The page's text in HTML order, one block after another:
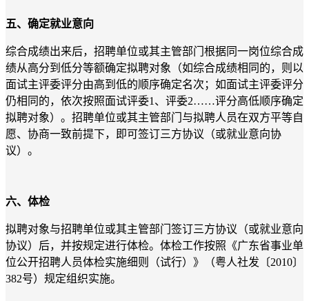
五、确定就业意向
综合成绩出来后，招聘单位或其主管部门根据同一岗位综合成
绩从高分到低分等额确定拟聘对象（如综合成绩相同的，则以
面试主评委评分由高到低的顺序确定名次；如面试主评委评分
仍相同的，依次按照面试评委1、评委2……评分高低顺序确定
拟聘对象）。招聘单位或其主管部门与拟聘人员在双方平等自
愿、协商一致前提下，即可签订三方协议（或就业意向协
议）。
六、体检
拟聘对象与招聘单位或其主管部门签订三方协议（或就业意向
协议）后，并按规定进行体检。体检工作按照《广东省事业单
位公开招聘人员体检实施细则（试行）》（粤人社发〔2010〕
382号）规定组织实施。